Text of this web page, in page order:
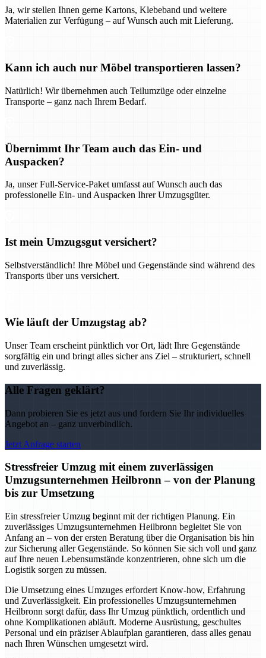
Ja, wir stellen Ihnen gerne Kartons, Klebeband und weitere
Materialien zur Verfügung – auf Wunsch auch mit Lieferung.
Kann ich auch nur Möbel transportieren lassen?
Natürlich! Wir übernehmen auch Teilumzüge oder einzelne
Transporte – ganz nach Ihrem Bedarf.
Übernimmt Ihr Team auch das Ein- und
Auspacken?
Ja, unser Full-Service-Paket umfasst auf Wunsch auch das
professionelle Ein- und Auspacken Ihrer Umzugsgüter.
Ist mein Umzugsgut versichert?
Selbstverständlich! Ihre Möbel und Gegenstände sind während des
Transports über uns versichert.
Wie läuft der Umzugstag ab?
Unser Team erscheint pünktlich vor Ort, lädt Ihre Gegenstände
sorgfältig ein und bringt alles sicher ans Ziel – strukturiert, schnell
und zuverlässig.
Alle Fragen geklärt?
Dann probieren Sie es jetzt aus und fordern Sie Ihr individuelles
Angebot an – ganz unverbindlich.
Jetzt Anfrage starten
Stressfreier Umzug mit einem zuverlässigen
Umzugsunternehmen Heilbronn – von der Planung
bis zur Umsetzung
Ein stressfreier Umzug beginnt mit der richtigen Planung. Ein
zuverlässiges Umzugsunternehmen Heilbronn begleitet Sie von
Anfang an – von der ersten Beratung über die Organisation bis hin
zur Sicherung aller Gegenstände. So können Sie sich voll und ganz
auf Ihre neuen Lebensumstände konzentrieren, ohne sich um die
Logistik sorgen zu müssen.
Die Umsetzung eines Umzuges erfordert Know-how, Erfahrung
und Zuverlässigkeit. Ein professionelles Umzugsunternehmen
Heilbronn sorgt dafür, dass Ihr Umzug pünktlich, ordentlich und
ohne Komplikationen abläuft. Moderne Ausrüstung, geschultes
Personal und ein präziser Ablaufplan garantieren, dass alles genau
nach Ihren Wünschen umgesetzt wird.